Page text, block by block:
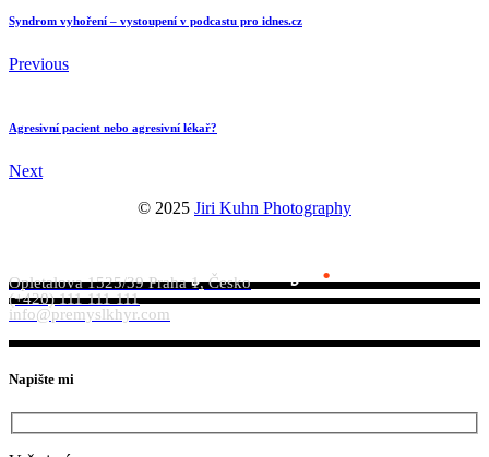
Syndrom vyhoření – vystoupení v podcastu pro idnes.cz
Previous
Agresivní pacient nebo agresivní lékař?
Next
© 2025 Jiri Kuhn Photography
PhDr. Přemysl Khýr .
Opletalova 1525/39 Praha 1, Česko
(+420) 111 111 111
info@premyslkhyr.com
Napište mi